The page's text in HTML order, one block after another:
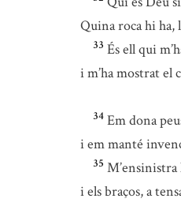
Quina roca hi ha,
33 És ell qui
i m’ha mostrat el
34 Em dona
i em manté
35 M’ensinistra
i els braços, a